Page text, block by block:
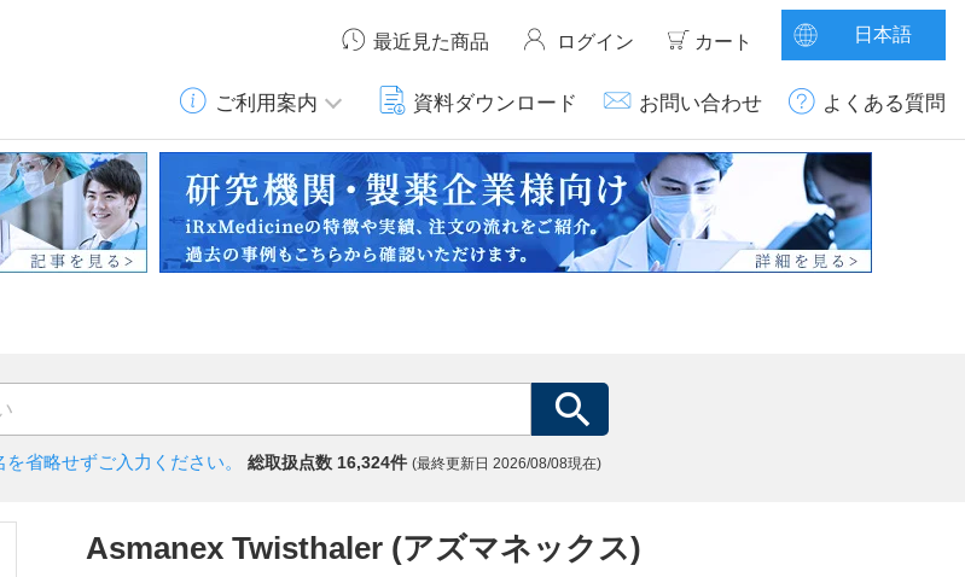
最近見た商品 ログイン カート 日本語
ご利用案内 資料ダウンロード お問い合わせ よくある質問
を省略せずご入力ください。 総取扱点数 16,324件 (最終更新日 2026/08/08現在)
Asmanex Twisthaler (アズマネックス)